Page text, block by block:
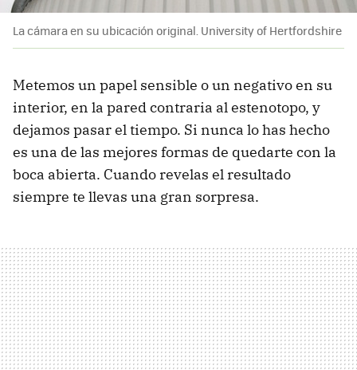
La cámara en su ubicación original. University of Hertfordshire
Metemos un papel sensible o un negativo en su
interior, en la pared contraria al estenotopo, y
dejamos pasar el tiempo. Si nunca lo has hecho
es una de las mejores formas de quedarte con la
boca abierta. Cuando revelas el resultado
siempre te llevas una gran sorpresa.